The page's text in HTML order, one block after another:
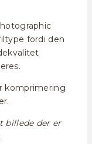
fordi den
komprimering
billede der er